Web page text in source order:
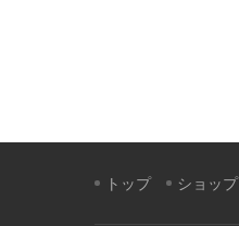
トップ ショップ